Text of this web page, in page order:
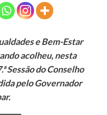
e Bem-Estar
acolheu, nesta
Sessão do Conselho
pelo Governador